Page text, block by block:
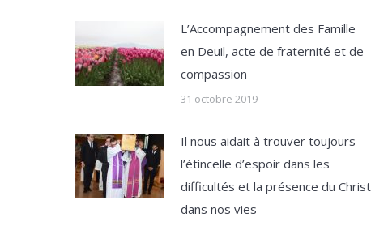
L’Accompagnement des Famille
en Deuil, acte de fraternité et de
compassion
31 octobre 2019
Il nous aidait à trouver toujours
l’étincelle d’espoir dans les
difficultés et la présence du Christ
dans nos vies